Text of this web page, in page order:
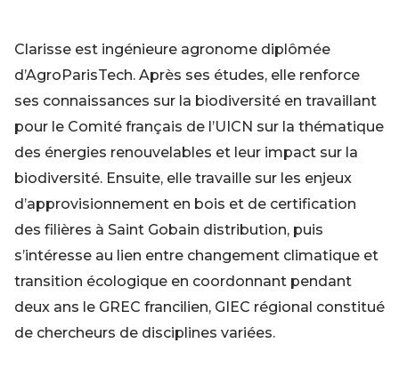
Clarisse est ingénieure agronome diplômée
d’AgroParisTech. Après ses études, elle renforce
ses connaissances sur la biodiversité en travaillant
pour le Comité français de l’UICN sur la thématique
des énergies renouvelables et leur impact sur la
biodiversité. Ensuite, elle travaille sur les enjeux
d’approvisionnement en bois et de certification
des filières à Saint Gobain distribution, puis
s’intéresse au lien entre changement climatique et
transition écologique en coordonnant pendant
deux ans le GREC francilien, GIEC régional constitué
de chercheurs de disciplines variées.